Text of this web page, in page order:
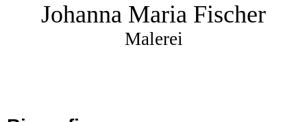
Johanna Maria Fischer
Malerei